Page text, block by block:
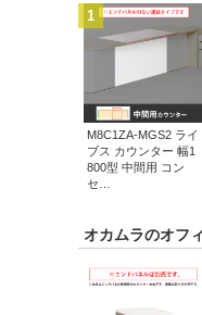
1
M8C1ZA-MGS2 ライ
ブス カウンター 幅1
800型 中間用 コン
セ…
オカムラのオフ